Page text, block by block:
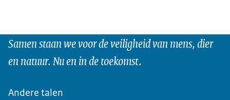
Samen staan we voor de veiligheid van mens, dier
en natuur. Nu en in de toekomst.
Andere talen